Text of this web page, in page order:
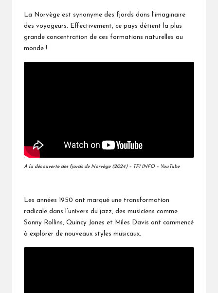
La Norvège est synonyme des fjords dans l’imaginaire
des voyageurs. Effectivement, ce pays détient la plus
grande concentration de ces formations naturelles au
monde !
A la découverte des fjords de Norvège (2024) – TF1 INFO – YouTube
Les années 1950 ont marqué une transformation
radicale dans l’univers du jazz, des musiciens comme
Sonny Rollins, Quincy Jones et Miles Davis ont commencé
à explorer de nouveaux styles musicaux.